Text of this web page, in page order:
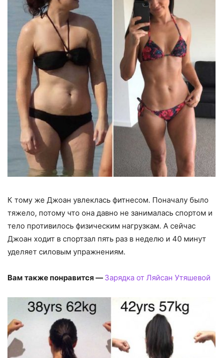
К тому же Джоан увлеклась фитнесом. Поначалу было
тяжело, потому что она давно не занималась спортом и
тело противилось физическим нагрузкам. А сейчас
Джоан ходит в спортзал пять раз в неделю и 40 минут
уделяет силовым упражнениям.
Вам также понравится — Зарядка от Ляйсан Утяшевой